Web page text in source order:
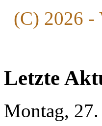
(C) 2026 -
Letzte
Montag,